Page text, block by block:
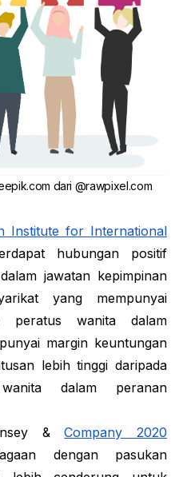
dari @rawpixel.com
Institute for International
hubungan positif
jawatan kepimpinan
yang mempunyai
peratus wanita dalam
margin keuntungan
lebih tinggi daripada
dalam peranan
&Company 2020
dengan pasukan